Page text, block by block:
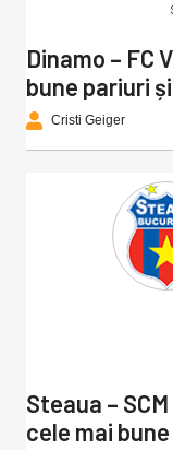
Dinamo – FC
bune pariuri
Cristi Geiger
Steaua –
cele mai